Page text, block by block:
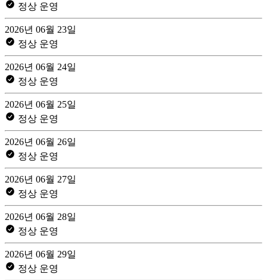
정상 운영
2026년 06월 23일
정상 운영
2026년 06월 24일
정상 운영
2026년 06월 25일
정상 운영
2026년 06월 26일
정상 운영
2026년 06월 27일
정상 운영
2026년 06월 28일
정상 운영
2026년 06월 29일
정상 운영